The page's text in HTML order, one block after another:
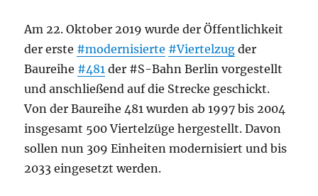
Am 22. Oktober 2019 wurde der Öffentlichkeit
der erste #modernisierte #Viertelzug der
Baureihe #481 der #S-Bahn Berlin vorgestellt
und anschließend auf die Strecke geschickt.
Von der Baureihe 481 wurden ab 1997 bis 2004
insgesamt 500 Viertelzüge hergestellt. Davon
sollen nun 309 Einheiten modernisiert und bis
2033 eingesetzt werden.